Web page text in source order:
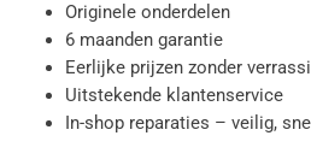
Originele onderdelen
6 maanden garantie
Eerlijke prijzen zonder
Uitstekende klantenservice
In-shop reparaties – veilig,